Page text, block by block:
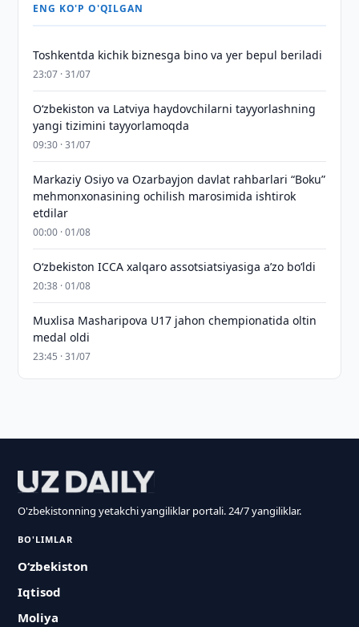
ENG KO'P O'QILGAN
Toshkentda kichik biznesga bino va yer bepul beriladi
23:07 · 31/07
Oʻzbekiston va Latviya haydovchilarni tayyorlashning
yangi tizimini tayyorlamoqda
09:30 · 31/07
Markaziy Osiyo va Ozarbayjon davlat rahbarlari “Boku”
mehmonxonasining ochilish marosimida ishtirok
etdilar
00:00 · 01/08
O‘zbekiston ICCA xalqaro assotsiatsiyasiga aʼzo bo‘ldi
20:38 · 01/08
Muxlisa Masharipova U17 jahon chempionatida oltin
medal oldi
23:45 · 31/07
O'zbekistonning yetakchi yangiliklar portali. 24/7 yangiliklar.
BO'LIMLAR
O‘zbekiston
Iqtisod
Moliya